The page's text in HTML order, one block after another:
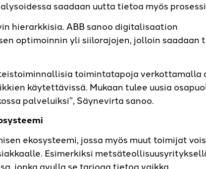
saadaan uutta tietoa myös
hierarkkisia. ABB sanoo digitalisaation
optimoinnin yli siilorajojen, jolloin saadaan
toimintatapoja verkottamalla
käytettävissä. Mukaan tulee uusia
palveluiksi”, Säynevirta sanoo.
ekosysteemi, jossa myös muut toimijat
Esimerkiksi
jonka avulla se tarjoaa tietoa vaikka